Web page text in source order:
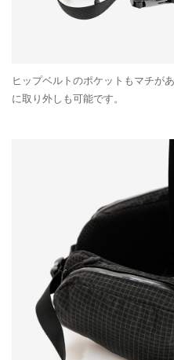
ヒップベルトのポケットもマチが
に取り外しも可能です。